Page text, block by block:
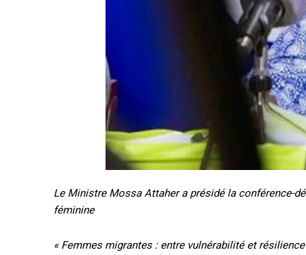
Le Ministre Mossa Attaher a présidé la conférence-
féminine
« Femmes migrantes : entre vulnérabilité et résilience